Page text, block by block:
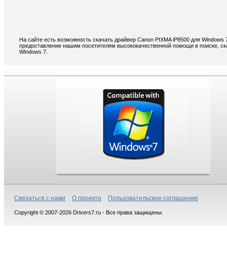
На сайте есть возможность скачать драйвер Canon PIXMA iP8500 для
предоставление нашим посетителям высококачественной помощи в поиске,
Windows 7.
Связаться с нами О проекте Пользовательское соглашение
Copyright © 2007-2026 Drivers7.ru - Все права защищены.